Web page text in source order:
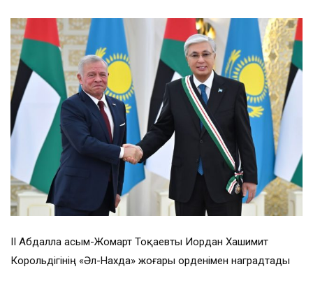
ІІ Абдалла Қасым-Жомарт Тоқаевты Иордан Хашимит
Корольдігінің «Әл-Нахда» жоғары орденімен наградтады